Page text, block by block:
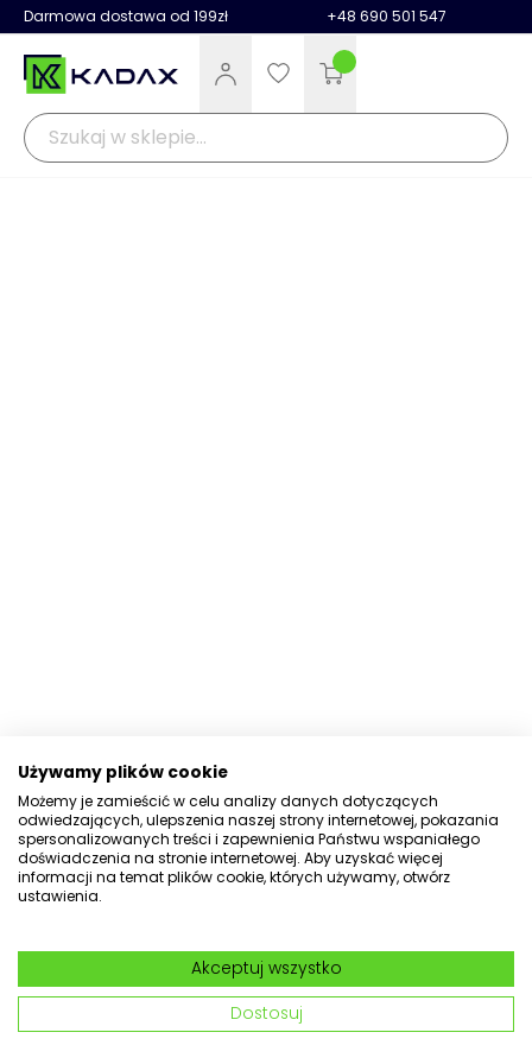
Darmowa dostawa od 199zł +48 690 501 547
Używamy plików cookie
Możemy je zamieścić w celu analizy danych dotyczących
odwiedzających, ulepszenia naszej strony internetowej, pokazania
spersonalizowanych treści i zapewnienia Państwu wspaniałego
doświadczenia na stronie internetowej. Aby uzyskać więcej
informacji na temat plików cookie, których używamy, otwórz
ustawienia.
Akceptuj wszystko
Dostosuj